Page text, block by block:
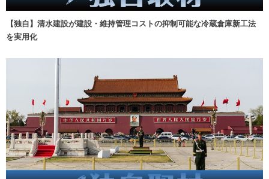
【独自】清水建設が建設・維持管理コストの抑制可能な冷蔵倉庫新工法
を実用化